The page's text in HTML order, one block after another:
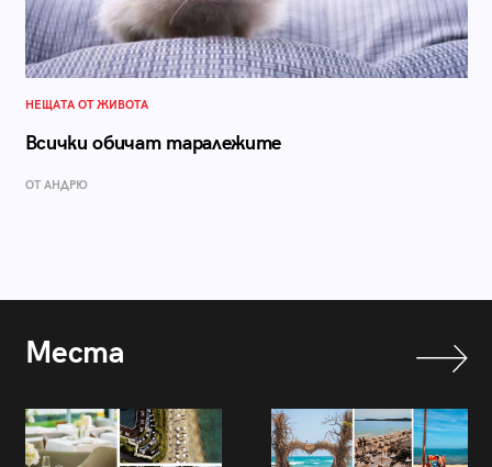
НЕЩАТА ОТ ЖИВОТА
Всички обичат таралежите
ОТ АНДРЮ
Места